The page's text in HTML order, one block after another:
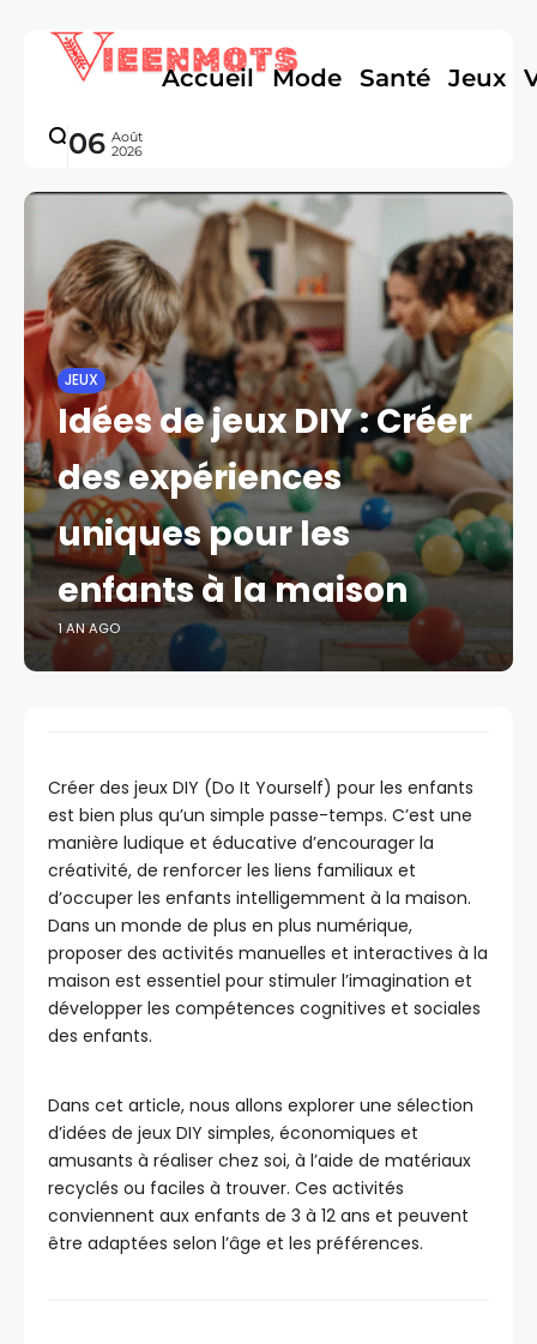
Accueil Mode Santé Jeux
06 Août
2026
JEUX
Idées de jeux DIY : Créer
des expériences
uniques pour les
enfants à la maison
1 AN AGO
Créer des jeux DIY (Do It Yourself) pour les enfants
est bien plus qu’un simple passe-temps. C’est une
manière ludique et éducative d’encourager la
créativité, de renforcer les liens familiaux et
d’occuper les enfants intelligemment à la maison.
Dans un monde de plus en plus numérique,
proposer des activités manuelles et interactives à la
maison est essentiel pour stimuler l’imagination et
développer les compétences cognitives et sociales
des enfants.
Dans cet article, nous allons explorer une sélection
d’idées de jeux DIY simples, économiques et
amusants à réaliser chez soi, à l’aide de matériaux
recyclés ou faciles à trouver. Ces activités
conviennent aux enfants de 3 à 12 ans et peuvent
être adaptées selon l’âge et les préférences.